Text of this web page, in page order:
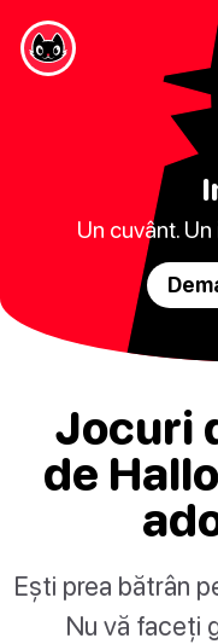
Un cuvânt.
Jocuri
de
Ești prea bătrân
Nu vă faceți